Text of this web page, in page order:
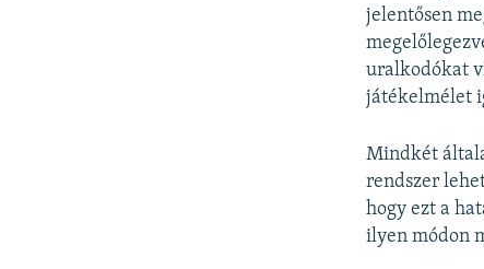
jelentősen
uralkodókat
játékelmélet
Mindkét
rendszer
hogy ezt a
ilyen módon